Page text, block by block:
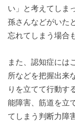
い」と考えてしま
孫さんなどがいた
忘れてしまう場合
また、認知症には
所などを把握出来
りを立てて行動す
能障害、筋道を立
てしまう判断力障